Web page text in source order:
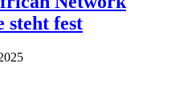
steht fest